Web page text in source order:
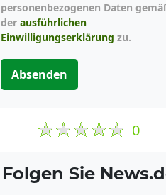
personenbezogenen Daten
der ausführlichen
Einwilligungserklärung zu.
Absenden
0
Folgen Sie